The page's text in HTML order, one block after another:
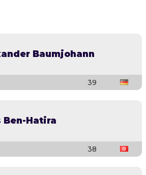
Baumjohann
39
Ben-Hatira
38